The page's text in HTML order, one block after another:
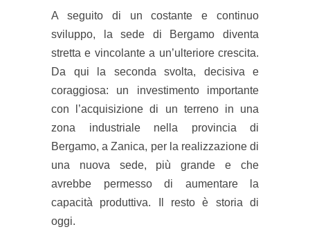
A seguito di un costante e continuo
sviluppo, la sede di Bergamo diventa
stretta e vincolante a un’ulteriore crescita.
Da qui la seconda svolta, decisiva e
coraggiosa: un investimento importante
con l’acquisizione di un terreno in una
zona industriale nella provincia di
Bergamo, a Zanica, per la realizzazione di
una nuova sede, più grande e che
avrebbe permesso di aumentare la
capacità produttiva. Il resto è storia di
oggi.